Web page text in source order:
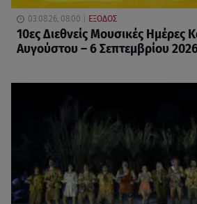
03.08.26, 08:00 ΕΞΟΔΟΣ
10ες Διεθνείς Μουσικές Ημέρες
Αυγούστου – 6 Σεπτεμβρίου